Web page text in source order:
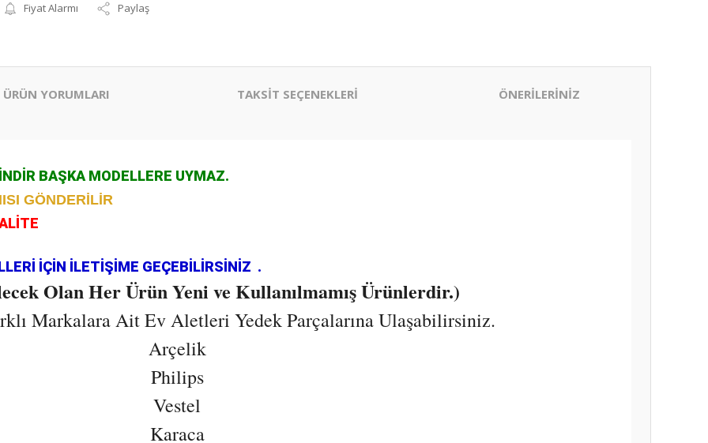
Fiyat Alarmı Paylaş
ÜRÜN YORUMLARI TAKSİT SEÇENEKLERİ ÖNERİLERİNİZ
BAŞKA MODELLERE UYMAZ.
GÖNDERİLİR
İÇİN İLETİŞİME GEÇEBİLİRSİNİZ .
Olan Her Ürün Yeni ve Kullanılmamış Ürünlerdir.)
Markalara Ait Ev Aletleri Yedek Parçalarına Ulaşabilirsiniz.
Arçelik
Philips
Vestel
Karaca